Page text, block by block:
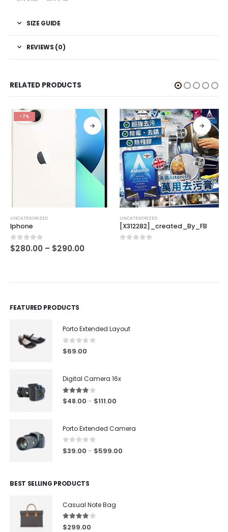
SIZE GUIDE
REVIEWS (0)
RELATED PRODUCTS
-7%
UNCATEGORIZED
Iphone
0out of 5
$280.00 – $290.00
UNCATEGORIZED
[X312282]_created_By_FB
FEATURED PRODUCTS
Porto Extended Layout
0out of 5
$69.00
Digital Camera 16x
4.00out of 5
$48.00 – $111.00
Porto Extended Camera
0 out of 5
$39.00 – $599.00
BEST SELLING PRODUCTS
Casual Note Bag
4.00out of 5
$299.00